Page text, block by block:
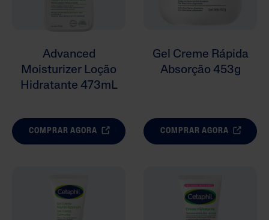
Advanced
Moisturizer Loção
Hidratante 473mL
COMPRAR AGORA
Gel Creme Rápida
Absorção 453g
COMPRAR AGORA